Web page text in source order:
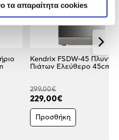
τα απαραίτητα cookies
Kendrix FSDW-45
Πιάτων Ελεύθερο 45cm
299,00€
229,00€
Προσθήκη